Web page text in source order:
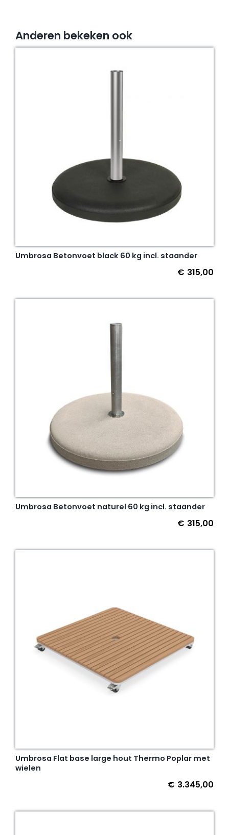
Anderen bekeken ook
Umbrosa Betonvoet black 60 kg incl. staander
€ 315,00
Umbrosa Betonvoet naturel 60 kg incl. staander
€ 315,00
Umbrosa Flat base large hout Thermo Poplar met
wielen
€ 3.345,00